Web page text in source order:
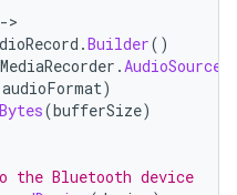
-
.Builder()
MediaRecorder .AudioSource
audioFormat)
(bufferSize)
the Bluetooth device